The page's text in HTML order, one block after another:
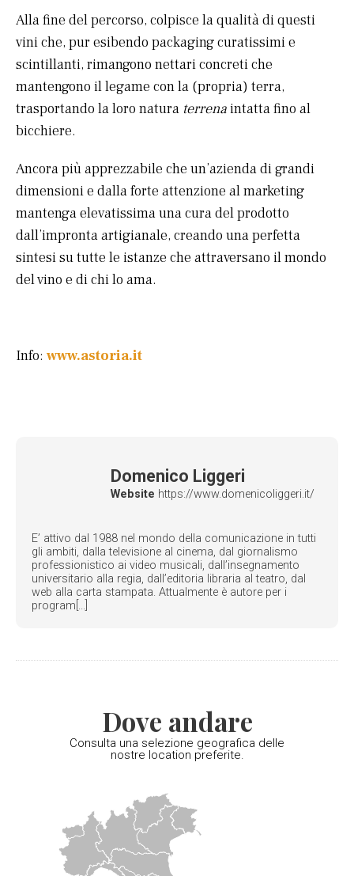
Alla fine del percorso, colpisce la qualità di questi
vini che, pur esibendo packaging curatissimi e
scintillanti, rimangono nettari concreti che
mantengono il legame con la (propria) terra,
trasportando la loro natura terrenaintatta fino al
bicchiere.
Ancora più apprezzabile che un’azienda di grandi
dimensioni e dalla forte attenzione al marketing
mantenga elevatissima una cura del prodotto
dall’impronta artigianale, creando una perfetta
sintesi su tutte le istanze che attraversano il mondo
del vino e di chi lo ama.
Info: www.astoria.it
Domenico Liggeri
Website https://www.domenicoliggeri.it/
E’ attivo dal 1988 nel mondo della comunicazione in tutti
gli ambiti, dalla televisione al cinema, dal giornalismo
professionistico ai video musicali, dall’insegnamento
universitario alla regia, dall’editoria libraria al teatro, dal
web alla carta stampata. Attualmente è autore per i
program[...]
Dove andare
Consulta una selezione geografica delle
nostre location preferite.